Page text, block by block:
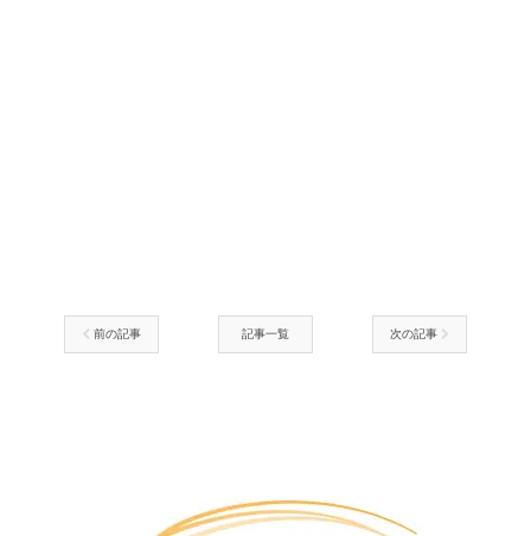
前の記事 記事一覧 次の記事